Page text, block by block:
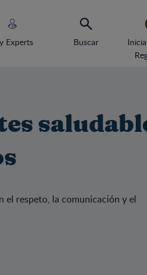
Experts Buscar
el respeto, la comunicación y el